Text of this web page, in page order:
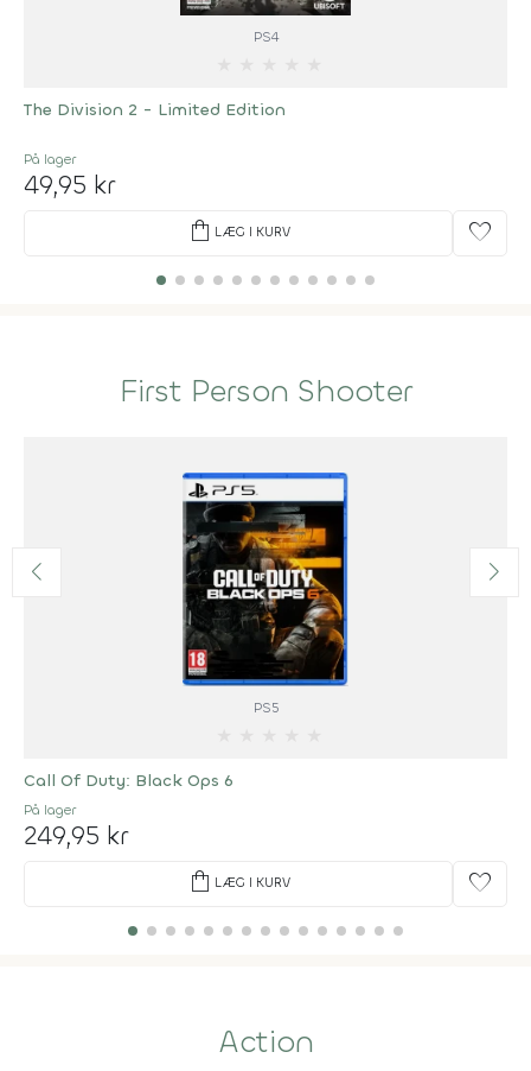
PS4
The Division 2 - Limited Edition
På lager
49,95 kr
shopping_bag LÆG I KURV favorite
First Person Shooter
PS5
Call Of Duty: Black Ops 6
På lager
249,95 kr
shopping_bag LÆG I KURV favorite
Action